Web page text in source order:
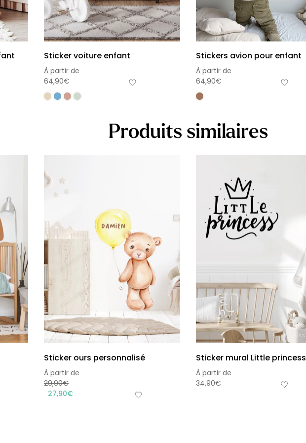
Sticker voiture enfant
À partir de
64,90€
Stickers avion pour enfant
À partir de
64,90€
Produits similaires
Sticker ours personnalisé
À partir de
29,90€
27,90€
Sticker mural Little princess
À partir de
34,90€